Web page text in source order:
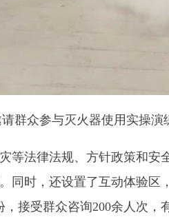
灭火器使用实操演练
置了互动体验区，邀请群众参
咨询
余人次，有效提升了群